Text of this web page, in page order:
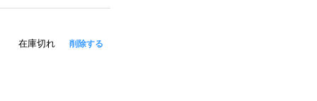
削除する
在庫切れ